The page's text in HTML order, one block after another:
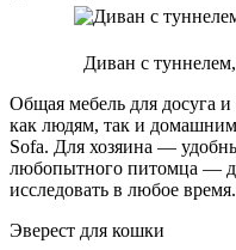
Диван с
Общая мебель для досуга и
как людям, так и
Sofa. Для хозяина —
любопытного питомца —
исследовать в любое время.
Эверест для кошки